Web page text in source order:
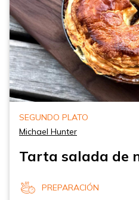
SEGUNDO PLATO
Michael Hunter
Tarta salada de
PREPARACIÓN